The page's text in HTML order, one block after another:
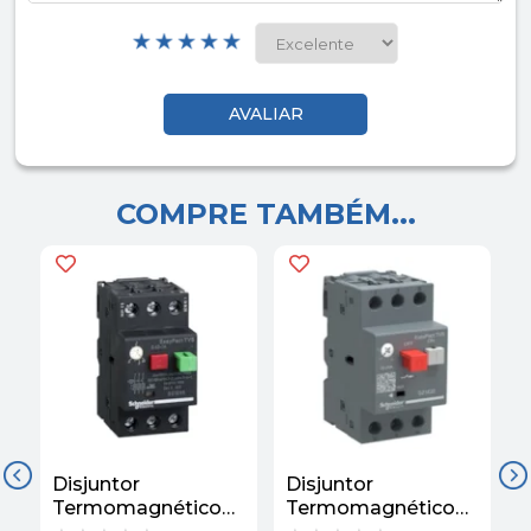
COMPRE TAMBÉM...
Disjuntor
Termomagnético
Disjuntor
Termomagnético